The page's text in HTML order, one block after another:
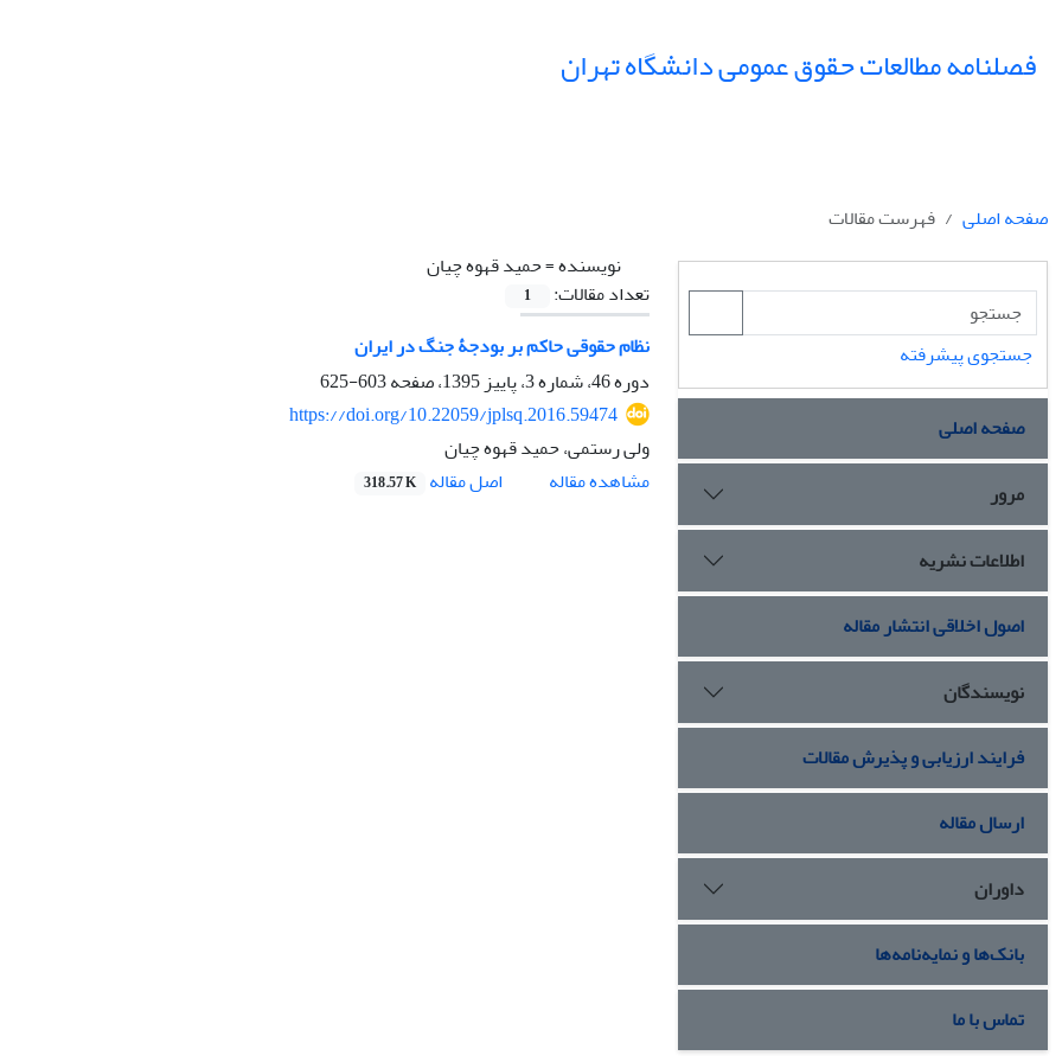
فصلنامه مطالعات حقوق عمومی دانشگاه تهران
صفحه اصلی
فهرست مقالات
نویسنده =حمید قهوه چیان
تعداد مقالات:
1
نظام حقوقی حاکم بر بودجۀ جنگ در ایران
دوره 46، شماره 3، پاییز 1395، صفحه
603-625
https://doi.org/10.22059/jplsq.2016.59474
ولی رستمی، حمید قهوه چیان
مشاهده مقاله
اصل مقاله 318.57 K
جستجوی پیشرفته
صفحه اصلی
مرور
اطلاعات نشریه
اصول اخلاقی انتشار مقاله
نویسندگان
فرایند ارزیابی و پذیرش مقالات
ارسال مقاله
داوران
بانک‌ها و نمایه‌نامه‌ها
تماس با ما